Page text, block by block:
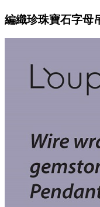
編織珍珠寶石字母